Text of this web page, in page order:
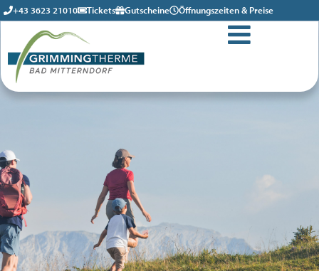
+43 3623 21010 Öffnungszeiten & Preise
Tickets Gutscheine